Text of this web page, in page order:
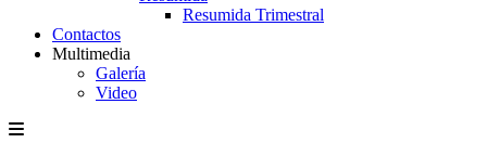
Resumida Trimestral
Contactos
Multimedia
Galería
Video